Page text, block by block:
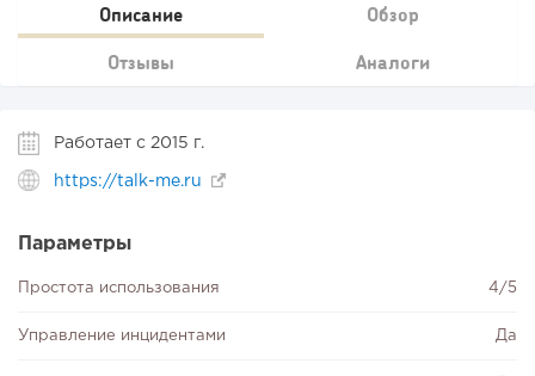
Описание Обзор
Отзывы Аналоги
Работает с 2015 г.
https://talk-me.ru
Параметры
Простота использования 4/5
Управление инцидентами Да